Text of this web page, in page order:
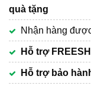
quà tặng
Nhận hàng
Hỗ trợ
Hỗ trợ bảo